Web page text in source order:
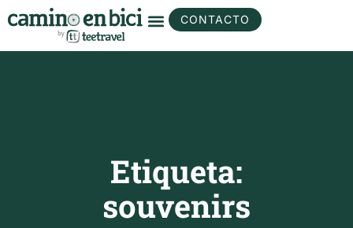
CONTACTO
Etiqueta:
souvenirs